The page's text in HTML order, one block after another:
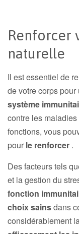
Renforcer
naturelle
Il est essentiel de
de votre corps
système
contre les
fonctions, vous
pour le renforcer .
Des facteurs tels
et la gestion du
fonction
choix sainsdans
considérablement